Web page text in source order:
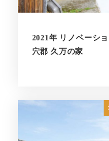
2021年 リノベーシ
穴郡 久万の家